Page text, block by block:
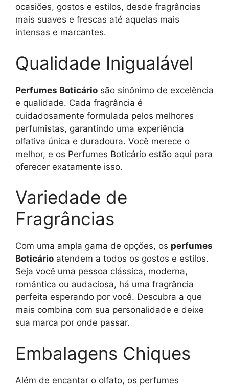
ocasiões, gostos e estilos, desde fragrâncias
mais suaves e frescas até aquelas mais
intensas e marcantes.
Qualidade Inigualável
Perfumes Boticário são sinônimo de excelência
e qualidade. Cada fragrância é
cuidadosamente formulada pelos melhores
perfumistas, garantindo uma experiência
olfativa única e duradoura. Você merece o
melhor, e os Perfumes Boticário estão aqui para
oferecer exatamente isso.
Variedade de
Fragrâncias
Com uma ampla gama de opções, os perfumes
Boticário atendem a todos os gostos e estilos.
Seja você uma pessoa clássica, moderna,
romântica ou audaciosa, há uma fragrância
perfeita esperando por você. Descubra a que
mais combina com sua personalidade e deixe
sua marca por onde passar.
Embalagens Chiques
Além de encantar o olfato, os perfumes